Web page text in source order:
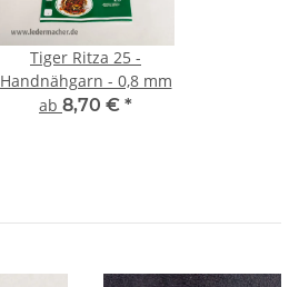
Tiger Ritza 25 -
Handnähgarn - 0,8 mm
ab 8,70 € *